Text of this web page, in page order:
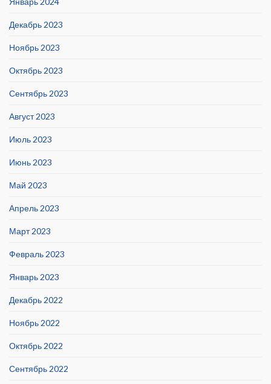
Декабрь 2023
Ноябрь 2023
Октябрь 2023
Сентябрь 2023
Август 2023
Июль 2023
Июнь 2023
Май 2023
Апрель 2023
Март 2023
Февраль 2023
Январь 2023
Декабрь 2022
Ноябрь 2022
Октябрь 2022
Сентябрь 2022